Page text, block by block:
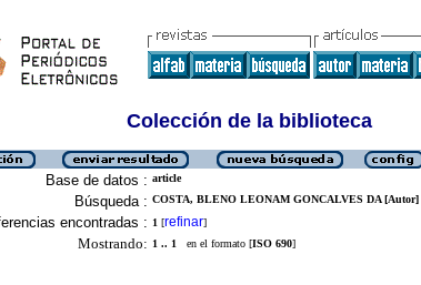
Colección de la biblioteca
Base de datos : article
Búsqueda : COSTA, BLENO LEONAM GONCALVES DA [Autor]
encontradas : 1 [refinar]
Mostrando: 1 .. 1 en el formato [ISO 690]